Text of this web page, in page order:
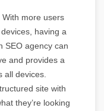
With more users
having a
SEO agency can
and provides a
all devices.
site with
they’re looking